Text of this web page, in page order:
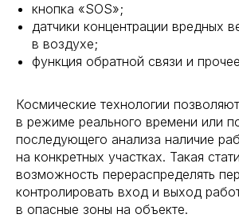
кнопка «SOS»;
датчики концентрации вредных
в воздухе;
функция обратной связи и
Космические технологии
в режиме реального времени или
последующего анализа наличие
на конкретных участках. Такая
возможность перераспределять
контролировать вход и выход
в опасные зоны на объекте.